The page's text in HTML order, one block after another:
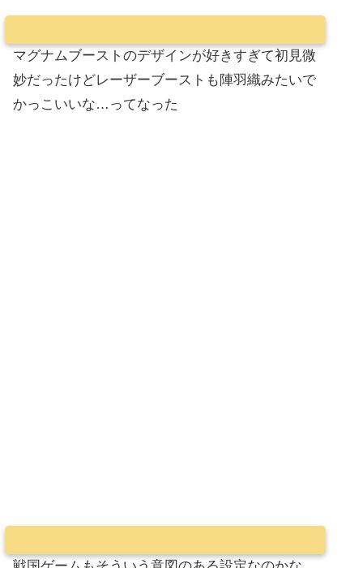
マグナムブーストのデザインが好きすぎて初見微
妙だったけどレーザーブーストも陣羽織みたいで
かっこいいな…ってなった